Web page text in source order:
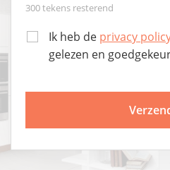
300tekens resterend
Ik heb de privacy
gelezen en